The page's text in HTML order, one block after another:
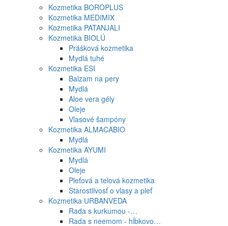
Kozmetika BOROPLUS
Kozmetika MEDIMIX
Kozmetika PATANJALI
Kozmetika BIOLÚ
Prášková kozmetika
Mydlá tuhé
Kozmetika ESI
Balzam na pery
Mydlá
Aloe vera gély
Oleje
Vlasové šampóny
Kozmetika ALMACABIO
Mydlá
Kozmetika AYUMI
Mydlá
Oleje
Pleťová a telová kozmetika
Starostlivosť o vlasy a pleť
Kozmetika URBANVEDA
Rada s kurkumou -…
Rada s neemom - hĺbkovo…